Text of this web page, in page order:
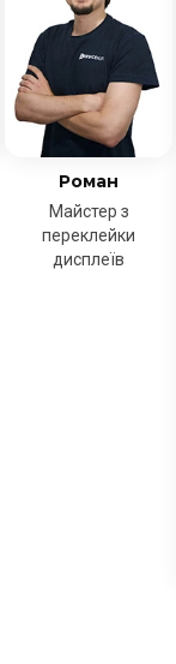
Роман
Майстер з
переклейки
дисплеїв